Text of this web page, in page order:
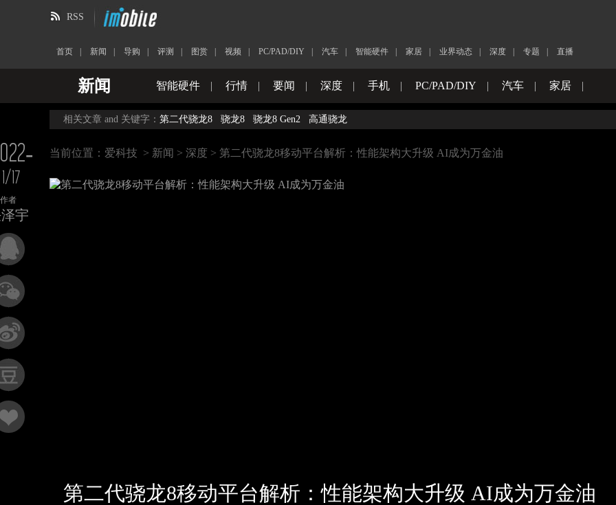
RSS
首页 新闻 导购 评测 图赏 视频 PC/PAD/DIY 汽车 智能硬件 家居 业界动态 深度 专题 直播
新闻 智能硬件 | 行情 | 要闻 | 深度 | 手机 | PC/PAD/DIY | 汽车 | 家居 |
17
作者
宇
相关文章 and 关键字： 第二代骁龙8 骁龙8 骁龙8 Gen2 高通骁龙
当前位置： 爱科技 > 新闻 > 深度 > 第二代骁龙8移动平台解析：性能架构大升级 AI成为万金油
第二代骁龙8移动平台解析：性能架构大升级 AI成为万金油